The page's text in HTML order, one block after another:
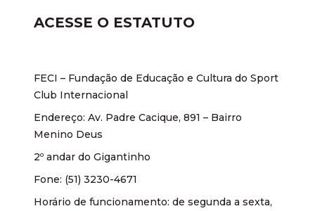
ACESSE O ESTATUTO
FECI – Fundação de Educação e Cultura do Sport
Club Internacional
Endereço: Av. Padre Cacique, 891 – Bairro
Menino Deus
2º andar do Gigantinho
Fone: (51) 3230-4671
Horário de funcionamento: de segunda a sexta,